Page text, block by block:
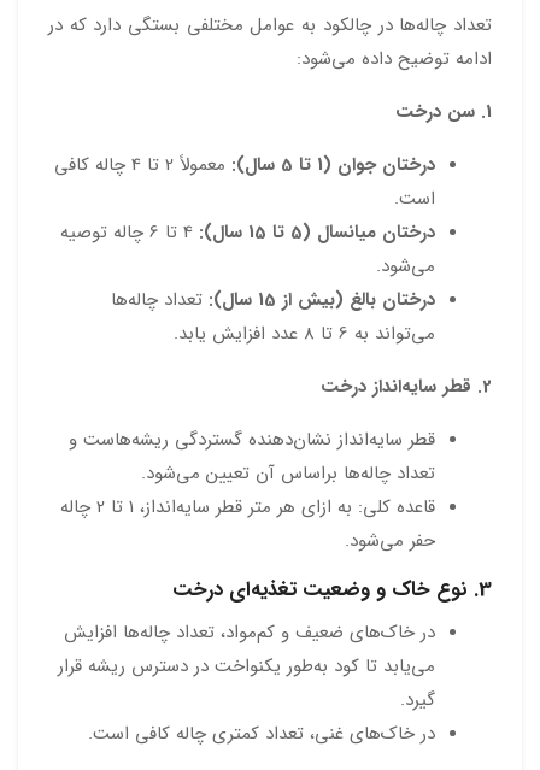
تعداد چاله‌ها در چالکود به عوامل مختلفی بستگی دارد که در
ادامه توضیح داده می‌شود:
1. سن درخت
درختان جوان (1 تا 5 سال):
معمولاً 2 تا 4 چاله کافی
است.
درختان میانسال (5 تا 15 سال):
4 تا 6 چاله توصیه
می‌شود.
درختان بالغ (بیش از 15 سال):
تعداد چاله‌ها
می‌تواند به 6 تا 8 عدد افزایش یابد.
2. قطر سایه‌انداز درخت
قطر سایه‌انداز نشان‌دهنده گستردگی ریشه‌هاست و
تعداد چاله‌ها براساس آن تعیین می‌شود.
قاعده کلی: به ازای هر متر قطر سایه‌انداز، 1 تا 2 چاله
حفر می‌شود.
3. نوع خاک و وضعیت تغذیه‌ای درخت
در خاک‌های ضعیف و کم‌مواد، تعداد چاله‌ها افزایش
می‌یابد تا کود به‌طور یکنواخت در دسترس ریشه قرار
گیرد.
در خاک‌های غنی، تعداد کمتری چاله کافی است.